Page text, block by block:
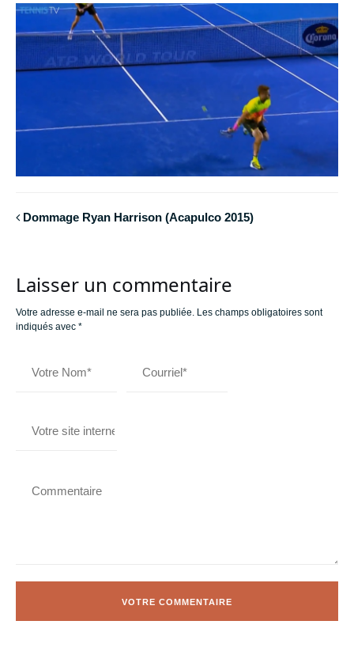
Dommage Ryan Harrison (Acapulco 2015)
Laisser un commentaire
Votre adresse e-mail ne sera pas publiée. Les champs obligatoires sont
indiqués avec *